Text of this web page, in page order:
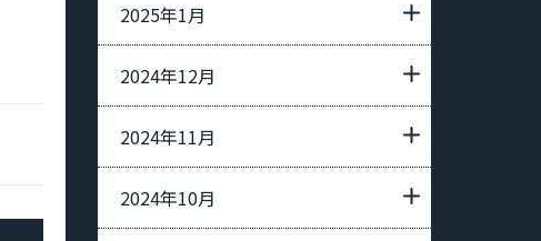
2025年1月
2024年12月
2024年11月
2024年10月